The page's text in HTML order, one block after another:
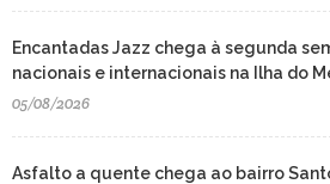
Encantadas Jazz chega à segunda
nacionais e internacionais na Ilha do
05/08/2026
Asfalto a quente chega ao bairro